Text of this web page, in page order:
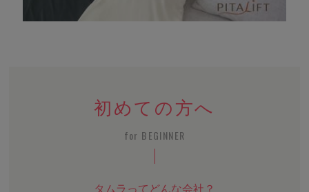
初めての方へ
for BEGINNER
タムラってどんな会社？